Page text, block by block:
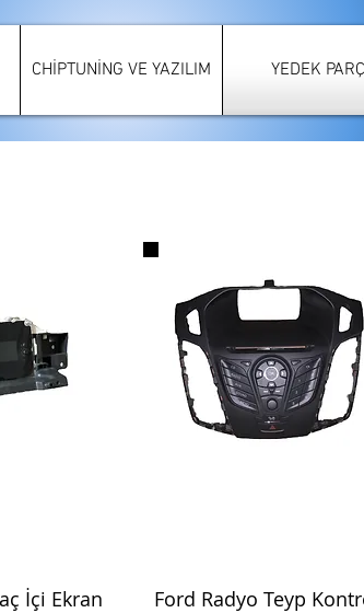
CHİPTUNİNG VE YAZILIM YEDEK
İçi Ekran
Ford Radyo Teyp